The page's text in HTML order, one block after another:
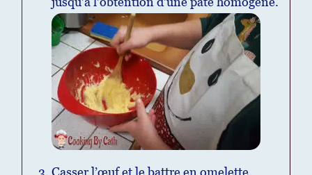
Casser l’œuf et le battre en omelette.